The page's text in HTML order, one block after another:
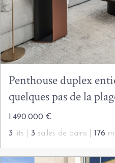
Penthouse duplex
quelques pas de la
1.490.000 €
3 lits | 3 salles de bains | 176